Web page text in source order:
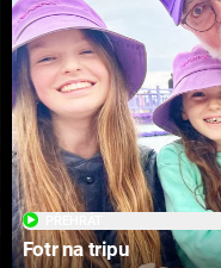
Fotr na tripu